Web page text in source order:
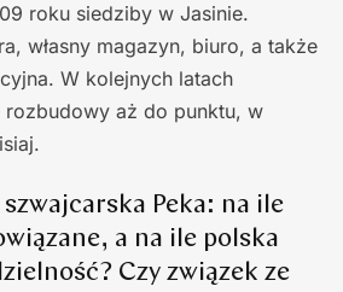
roku siedziby w Jasinie.
własny magazyn, biuro, a także
W kolejnych latach
rozbudowy aż do punktu, w
szwajcarska Peka: na ile
a na ile polska
Czy związek ze